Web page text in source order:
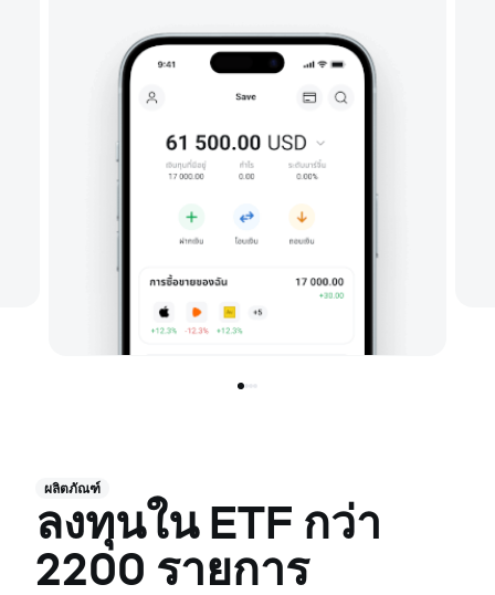
ผลิตภัณฑ์
ลงทุนใน ETF กว่า
2200 รายการ